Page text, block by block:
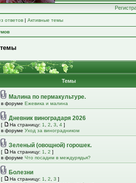
ответов | Активные темы
Темы
Малина по пермакультуре.
в форуме Ежевика и малина
Дневник виноградаря 2026
[ На страницу: 1 2 3 4 ]
в форуме Уход за виноградником
Зеленый (овощной) горошек.
[ На страницу: 1 2 ]
в форуме Что посадим в междурядья?
Болезни
[ На страницу: 1 2 3 ]